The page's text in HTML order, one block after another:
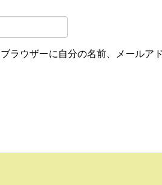
ラウザーに自分の名前、メールア